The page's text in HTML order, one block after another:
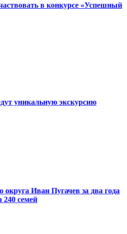
в конкурсе «Успешный
уникальную экскурсию
округа Иван Пугачев за два года
240 семей